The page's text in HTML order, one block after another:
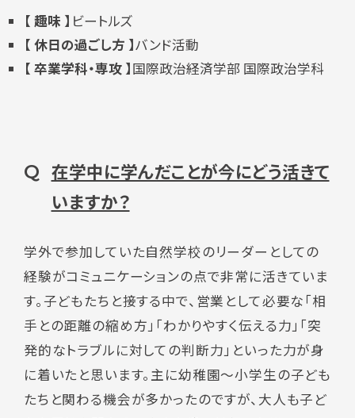
【 趣味 】 ビートルズ
【 休日の過ごし方 】バンド活動
【 卒業学科・専攻 】国際政治経済学部 国際政治学科
Q 在学中に学んだことが今にどう活きて
いますか？
学外で参加していた自然学校のリーダーとしての
経験がコミュニケーションの点で非常に活きていま
す。子どもたちと接する中で、営業として必要な「相
手との距離の縮め方」「わかりやすく伝える力」「突
発的なトラブルに対しての判断力」といった力が身
に着いたと思います。主に幼稚園～小学生の子ども
たちと関わる機会が多かったのですが、大人も子ど